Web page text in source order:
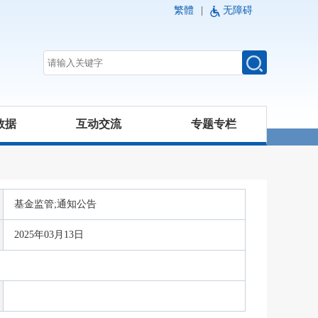
繁體 无障碍
据 互动交流 专题专栏
基金监管;通知公告
2025年03月13日